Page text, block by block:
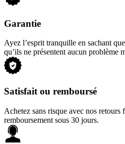
Garantie
Ayez l’esprit tranquille en sachant
qu’ils ne présentent aucun problème
Satisfait ou remboursé
Achetez sans risque avec nos retours
remboursement sous 30 jours.